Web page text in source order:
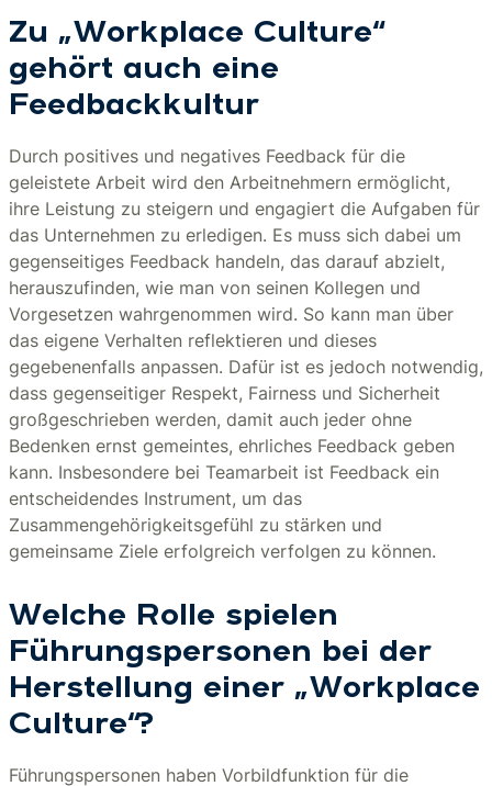
Zu „Workplace Culture“
gehört auch eine
Feedbackkultur
Durch positives und negatives Feedback für die
geleistete Arbeit wird den Arbeitnehmern ermöglicht,
ihre Leistung zu steigern und engagiert die Aufgaben für
das Unternehmen zu erledigen. Es muss sich dabei um
gegenseitiges Feedback handeln, das darauf abzielt,
herauszufinden, wie man von seinen Kollegen und
Vorgesetzen wahrgenommen wird. So kann man über
das eigene Verhalten reflektieren und dieses
gegebenenfalls anpassen. Dafür ist es jedoch notwendig,
dass gegenseitiger Respekt, Fairness und Sicherheit
großgeschrieben werden, damit auch jeder ohne
Bedenken ernst gemeintes, ehrliches Feedback geben
kann. Insbesondere bei Teamarbeit ist Feedback ein
entscheidendes Instrument, um das
Zusammengehörigkeitsgefühl zu stärken und
gemeinsame Ziele erfolgreich verfolgen zu können.
Welche Rolle spielen
Führungspersonen bei der
Herstellung einer „Workplace
Culture“?
Führungspersonen haben Vorbildfunktion für die